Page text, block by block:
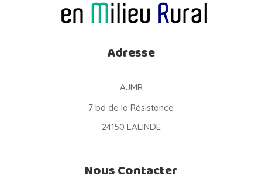
Adresse
AJMR
7 bd de la Résistance
24150 LALINDE
Nous Contacter